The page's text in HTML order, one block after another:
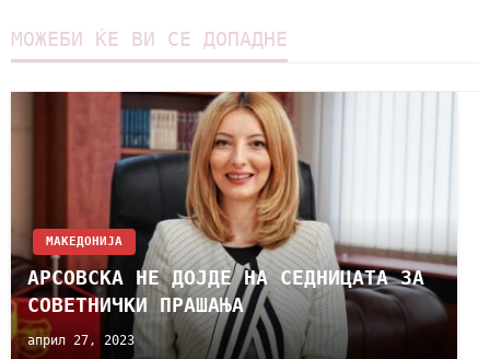
МОЖЕБИ ЌЕ ВИ СЕ ДОПАДНЕ
МАКЕДОНИЈА
АРСОВСКА НЕ ДОЈДЕ НА СЕДНИЦАТА ЗА
СОВЕТНИЧКИ ПРАШАЊА
април 27, 2023